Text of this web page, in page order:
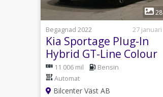
1
28
Begagnad 2022
27 januari
Kia Sportage Plug-In
Hybrid GT-Line Colour
H/K Drag Matrix
11 006 mil
Bensin
Automat
Bilcenter Väst AB